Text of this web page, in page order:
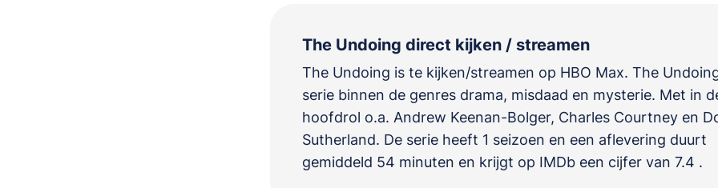
The Undoing direct kijken / streamen
The Undoing is te kijken/streamen op HBO Max. The
serie binnen de genres drama, misdaad en mysterie. Met in
hoofdrol o.a. Andrew Keenan-Bolger, Charles Courtney en
Sutherland. De serie heeft 1 seizoen en een aflevering duurt
gemiddeld 54 minuten en krijgt op IMDb een cijfer van 7.4 .